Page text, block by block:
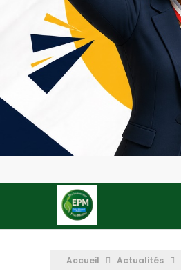
Accueil Actualités